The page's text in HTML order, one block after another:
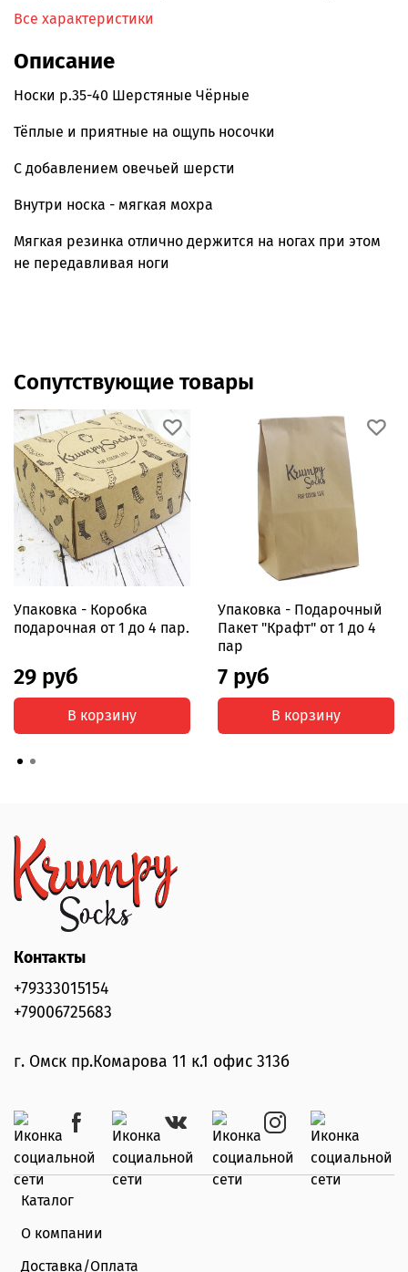
Все характеристики
Описание
Носки р.35-40 Шерстяные Чёрные
Тёплые и приятные на ощупь носочки
С добавлением овечьей шерсти
Внутри носка - мягкая мохра
Мягкая резинка отлично держится на ногах при этом
не передавливая ноги
Сопутствующие товары
Упаковка - Коробка
подарочная от 1 до 4 пар.
29 руб
В корзину
Упаковка - Подарочный
Пакет "Крафт" от 1 до 4
пар
7 руб
В корзину
Каталог
О компании
Доставка/Оплата
Контакты
+79333015154
+79006725683
г. Омск пр.Комарова 11 к.1 офис 313б